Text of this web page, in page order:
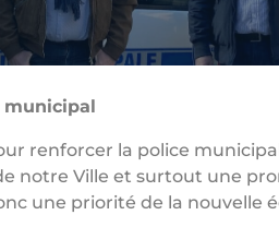
renforcer la police
notre Ville et surtout une
une priorité de la nouvelle